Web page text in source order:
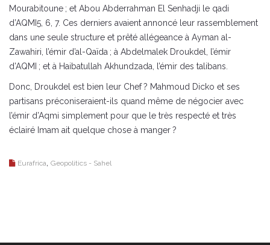
Mourabitoune ; et Abou Abderrahman El Senhadji le qadi
d’AQMI5, 6, 7. Ces derniers avaient annoncé leur rassemblement
dans une seule structure et prêté allégeance à Ayman al-
Zawahiri, l’émir d’al-Qaïda ; à Abdelmalek Droukdel, l’émir
d’AQMI ; et à Haibatullah Akhundzada, l’émir des talibans.
Donc, Droukdel est bien leur Chef ? Mahmoud Dicko et ses
partisans préconiseraient-ils quand même de négocier avec
l’émir d’Aqmi simplement pour que le très respecté et très
éclairé Imam ait quelque chose à manger ?
Eurafrica, Geopolitics - Sahel